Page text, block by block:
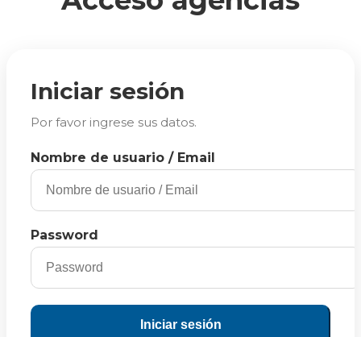
Iniciar sesión
Por favor ingrese sus datos.
Nombre de usuario / Email
Password
Iniciar sesión